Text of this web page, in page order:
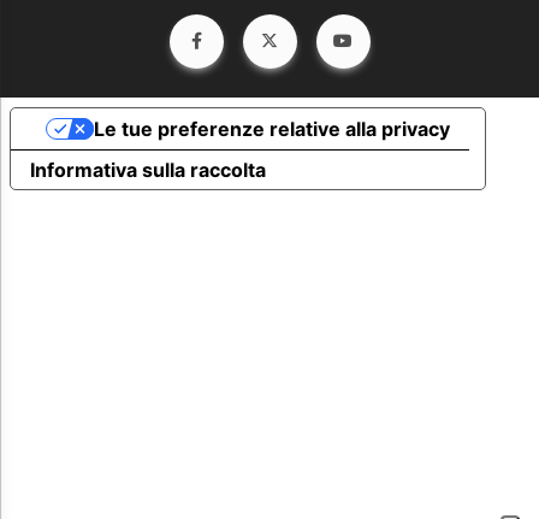
Informativa sulla raccolta
Le tue preferenze relative alla privacy